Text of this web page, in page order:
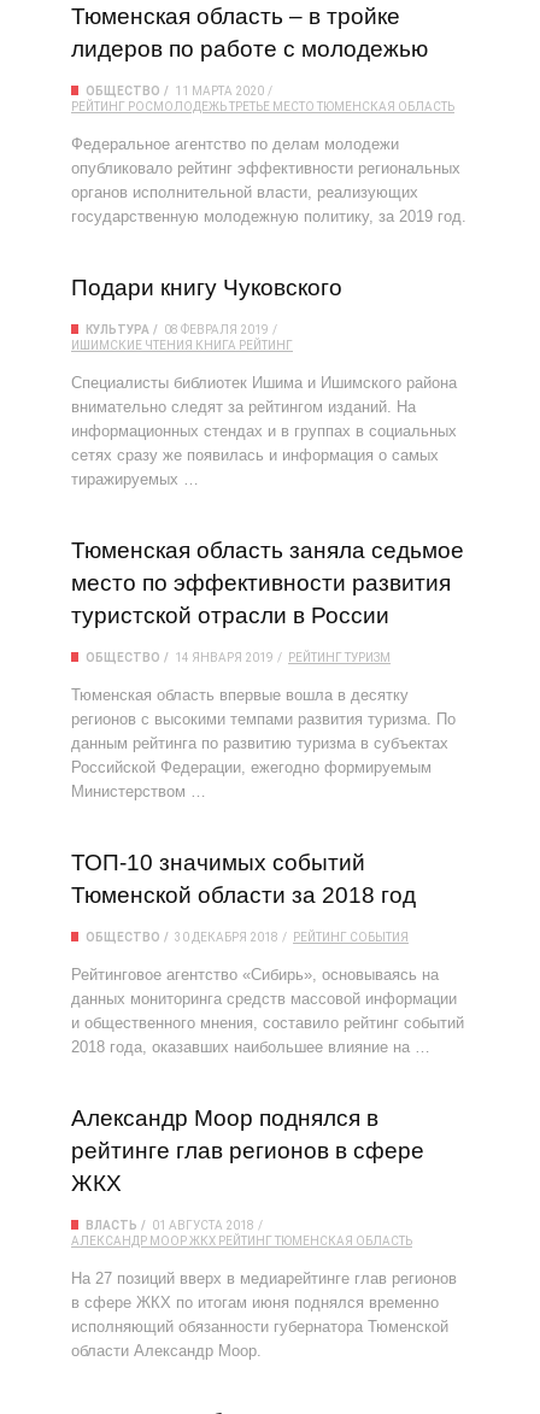
Тюменская область – в тройке
лидеров по работе с молодежью
ОБЩЕСТВО
11 МАРТА 2020
РЕЙТИНГ РОСМОЛОДЕЖЬТРЕТЬЕ МЕСТО ТЮМЕНСКАЯ ОБЛАСТЬ
Федеральное агентство по делам молодежи
опубликовало рейтинг эффективности региональных
органов исполнительной власти, реализующих
государственную молодежную политику, за 2019 год.
Подари книгу Чуковского
КУЛЬТУРА
08 ФЕВРАЛЯ 2019
ИШИМСКИЕ ЧТЕНИЯ КНИГА РЕЙТИНГ
Специалисты библиотек Ишима и Ишимского района
внимательно следят за рейтингом изданий. На
информационных стендах и в группах в социальных
сетях сразу же появилась и информация о самых
тиражируемых …
Тюменская область заняла седьмое
место по эффективности развития
туристской отрасли в России
ОБЩЕСТВО 14 ЯНВАРЯ 2019 РЕЙТИНГ ТУРИЗМ
Тюменская область впервые вошла в десятку
регионов с высокими темпами развития туризма. По
данным рейтинга по развитию туризма в субъектах
Российской Федерации, ежегодно формируемым
Министерством …
ТОП-10 значимых событий
Тюменской области за 2018 год
ОБЩЕСТВО 30 ДЕКАБРЯ 2018 РЕЙТИНГ СОБЫТИЯ
Рейтинговое агентство «Сибирь», основываясь на
данных мониторинга средств массовой информации
и общественного мнения, составило рейтинг событий
2018 года, оказавших наибольшее влияние на …
Александр Моор поднялся в
рейтинге глав регионов в сфере
ЖКХ
ВЛАСТЬ
01 АВГУСТА 2018
АЛЕКСАНДР МООРЖКХ РЕЙТИНГ ТЮМЕНСКАЯ ОБЛАСТЬ
На 27 позиций вверх в медиарейтинге глав регионов
в сфере ЖКХ по итогам июня поднялся временно
исполняющий обязанности губернатора Тюменской
области Александр Моор.